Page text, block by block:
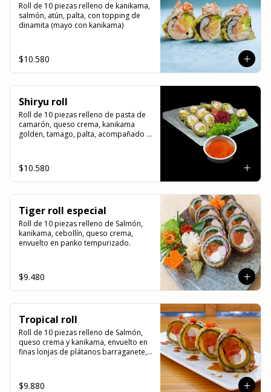
Roll de 10 piezas relleno de kanikama,
salmón, atún, palta, con topping de
dinamita (mayo con kanikama)
$10.580
Shiryu roll
Roll de 10 piezas relleno de pasta de
camarón, queso crema, kanikama
golden, tamago, palta, acompañado
$10.580
Tiger roll especial
Roll de 10 piezas relleno de Salmón,
kanikama, cebollín, queso crema,
envuelto en panko tempurizado.
$9.480
Tropical roll
Roll de 10 piezas relleno de Salmón,
queso crema y kanikama, envuelto en
finas lonjas de plátanos barraganete,
$9.880